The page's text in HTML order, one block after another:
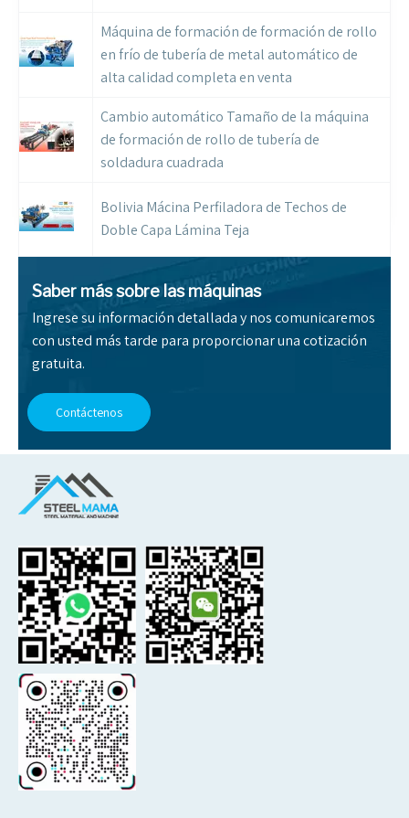
Máquina de formación de formación de rollo
en frío de tubería de metal automático de
alta calidad completa en venta
Cambio automático Tamaño de la máquina
de formación de rollo de tubería de
soldadura cuadrada
Bolivia Mácina Perfiladora de Techos de
Doble Capa Lámina Teja
Saber más sobre las máquinas
Ingrese su información detallada y nos comunicaremos
con usted más tarde para proporcionar una cotización
gratuita.
Contáctenos